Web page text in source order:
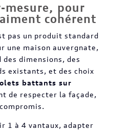
mesure, pour
cohérent
pas un produit standard
une maison auvergnate,
des dimensions, des
existants, et des choix
battants sur
de respecter la façade,
1 à 4 vantaux, adapter